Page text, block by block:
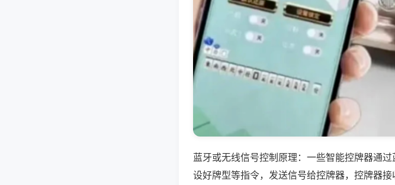
蓝牙或无线信号控制原理：一些智能控牌器通
设好牌型等指令，发送信号给控牌器，控牌器